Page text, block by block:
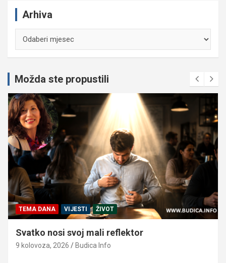
Arhiva
Možda ste propustili
TEMA DANA VIJESTI ŽIVOT
Svatko nosi svoj mali reflektor
9 kolovoza, 2026 Budica Info